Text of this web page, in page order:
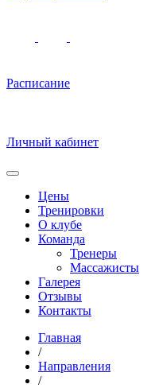
Расписание
Личный кабинет
Цены
Тренировки
О клубе
Команда
Тренеры
Массажисты
Галерея
Отзывы
Контакты
Главная
/
Направления
/